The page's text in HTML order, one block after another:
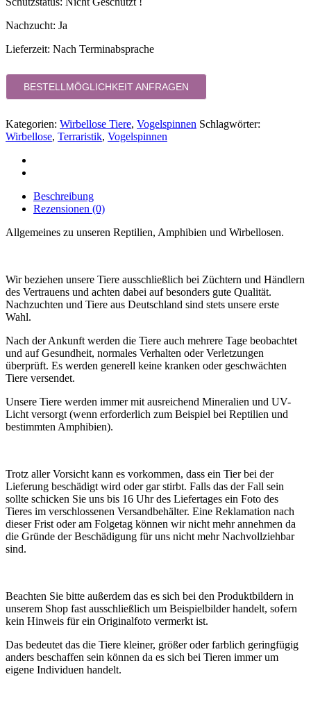
Nachzucht: Ja
Lieferzeit: Nach Terminabsprache
BESTELLMÖGLICHKEIT ANFRAGEN
Kategorien: Wirbellose Tiere, Vogelspinnen Schlagwörter:
Wirbellose, Terraristik, Vogelspinnen
Beschreibung
Rezensionen (0)
Allgemeines zu unseren Reptilien, Amphibien und Wirbellosen.
Wir beziehen unsere Tiere ausschließlich bei Züchtern und Händlern
des Vertrauens und achten dabei auf besonders gute Qualität.
Nachzuchten und Tiere aus Deutschland sind stets unsere erste
Wahl.
Nach der Ankunft werden die Tiere auch mehrere Tage beobachtet
und auf Gesundheit, normales Verhalten oder Verletzungen
überprüft. Es werden generell keine kranken oder geschwächten
Tiere versendet.
Unsere Tiere werden immer mit ausreichend Mineralien und UV-
Licht versorgt (wenn erforderlich zum Beispiel bei Reptilien und
bestimmten Amphibien).
Trotz aller Vorsicht kann es vorkommen, dass ein Tier bei der
Lieferung beschädigt wird oder gar stirbt. Falls das der Fall sein
sollte schicken Sie uns bis 16 Uhr des Liefertages ein Foto des
Tieres im verschlossenen Versandbehälter. Eine Reklamation nach
dieser Frist oder am Folgetag können wir nicht mehr annehmen da
die Gründe der Beschädigung für uns nicht mehr Nachvollziehbar
sind.
Beachten Sie bitte außerdem das es sich bei den Produktbildern in
unserem Shop fast ausschließlich um Beispielbilder handelt, sofern
kein Hinweis für ein Originalfoto vermerkt ist.
Das bedeutet das die Tiere kleiner, größer oder farblich geringfügig
anders beschaffen sein können da es sich bei Tieren immer um
eigene Individuen handelt.